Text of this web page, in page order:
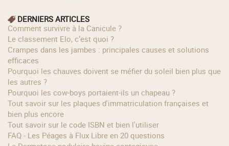
DERNIERS ARTICLES
Comment survivre à la Canicule ?
Le classement Elo, c’est quoi ?
Crampes dans les jambes : principales causes et solutions
efficaces
Pourquoi les chauves doivent se méfier du soleil bien plus que
les autres ?
Pourquoi les cow‑boys portaient‑ils un chapeau ?
Tout savoir sur les plaques d'immatriculation françaises et
bien plus encore
Tout savoir sur le code ISBN et bien l'utiliser
FAQ - Les Péages à Flux Libre en 20 questions